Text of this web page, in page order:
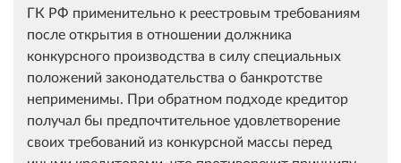
ГК РФ применительно к реестровым требованиям
после открытия в отношении должника
конкурсного производства в силу специальных
положений законодательства о банкротстве
неприменимы. При обратном подходе кредитор
получал бы предпочтительное удовлетворение
своих требований из конкурсной массы перед